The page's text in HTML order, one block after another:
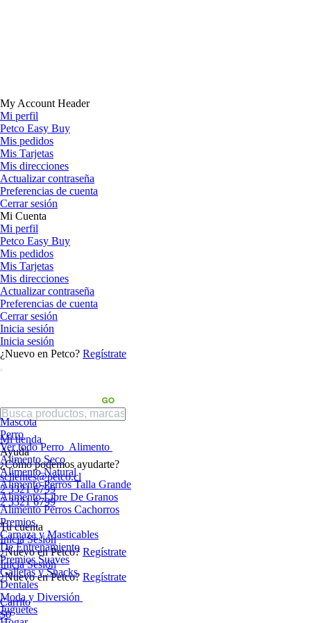
My Account Header
Mi perfil
Petco Easy Buy
Mis pedidos
Mis Tarjetas
Mis direcciones
Actualizar contraseña
Preferencias de cuenta
Cerrar sesión
Mi Cuenta
Mi perfil
Petco Easy Buy
Mis pedidos
Mis Tarjetas
Mis direcciones
Actualizar contraseña
Preferencias de cuenta
Cerrar sesión
Inicia sesión
Inicia sesión
¿Nuevo en Petco? Regístrate
Mi tienda
Ayuda
¿Cómo podemos ayudarte?
sclientes@petco.cl
2 3321 6799
2 3321 6799
Tu cuenta
Inicia Sesión
¿Nuevo en Petco? Regístrate
Inicia Sesión
¿Nuevo en Petco? Regístrate
Carrito
$0
Mascota
Perro
Ver todo Perro Alimento
Alimento Seco
Alimento Natural
Alimento Perros Talla Grande
Alimento Libre De Granos
Alimento Perros Cachorros
Premios
Carnaza y Masticables
De Entrenamiento
Premios Suaves
Galletas y Snacks
Dentales
Moda y Diversión
Juguetes